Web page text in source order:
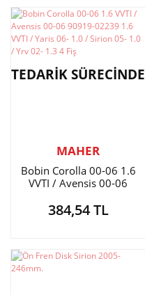
TEDARİK SÜRECİNDE
MAHER
Bobin Corolla 00-06 1.6
VVTI / Avensis 00-06
Yaris 06- 1.0 / Sirion 05-
1.0 / Yrv 02- 1.3 4 Fiş
384,54 TL